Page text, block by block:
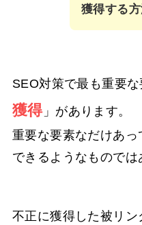
獲得する方
SEO対策で最も重要
獲得」があります。
重要な要素なだけあ
できるようなものでは
不正に獲得した被リ